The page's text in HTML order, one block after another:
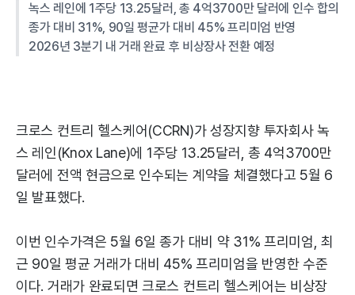
녹스 레인에 1주당 13.25달러, 총 4억3700만 달러에 인수 합의
종가 대비 31%, 90일 평균가 대비 45% 프리미엄 반영
2026년 3분기 내 거래 완료 후 비상장사 전환 예정
크로스 컨트리 헬스케어(CCRN)가 성장지향 투자회사 녹
스 레인(Knox Lane)에 1주당 13.25달러, 총 4억3700만
달러에 전액 현금으로 인수되는 계약을 체결했다고 5월 6
일 발표했다.
이번 인수가격은 5월 6일 종가 대비 약 31% 프리미엄, 최
근 90일 평균 거래가 대비 45% 프리미엄을 반영한 수준
이다. 거래가 완료되면 크로스 컨트리 헬스케어는 비상장